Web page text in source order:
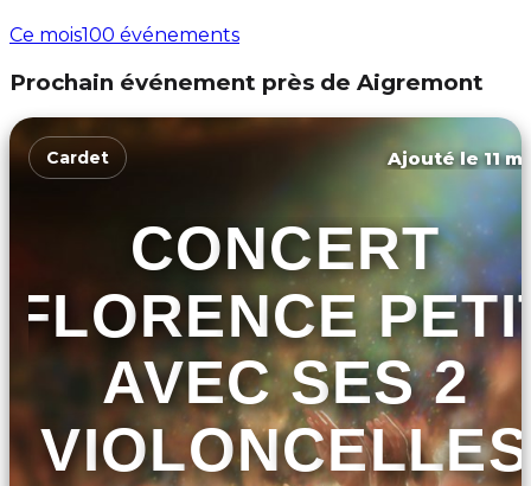
Ce mois100 événements
Prochain événement près de Aigremont
Cardet Ajouté le 11
CONCERT
FLORENCE
AVEC SES 2
VIOLONCELLES